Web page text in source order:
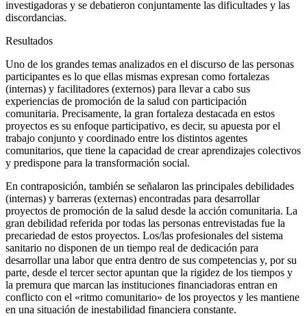
investigadoras y se debatieron conjuntamente las dificultades y las
discordancias.
Resultados
Uno de los grandes temas analizados en el discurso de las personas
participantes es lo que ellas mismas expresan como fortalezas
(internas) y facilitadores (externos) para llevar a cabo sus
experiencias de promoción de la salud con participación
comunitaria. Precisamente, la gran fortaleza destacada en estos
proyectos es su enfoque participativo, es decir, su apuesta por el
trabajo conjunto y coordinado entre los distintos agentes
comunitarios, que tiene la capacidad de crear aprendizajes colectivos
y predispone para la transformación social.
En contraposición, también se señalaron las principales debilidades
(internas) y barreras (externas) encontradas para desarrollar
proyectos de promoción de la salud desde la acción comunitaria. La
gran debilidad referida por todas las personas entrevistadas fue la
precariedad de estos proyectos. Los/las profesionales del sistema
sanitario no disponen de un tiempo real de dedicación para
desarrollar una labor que entra dentro de sus competencias y, por su
parte, desde el tercer sector apuntan que la rigidez de los tiempos y
la premura que marcan las instituciones financiadoras entran en
conflicto con el «ritmo comunitario» de los proyectos y les mantiene
en una situación de inestabilidad financiera constante.